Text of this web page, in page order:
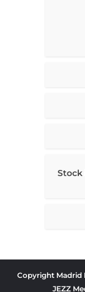
Stock
Copyright Madrid
JEZZ